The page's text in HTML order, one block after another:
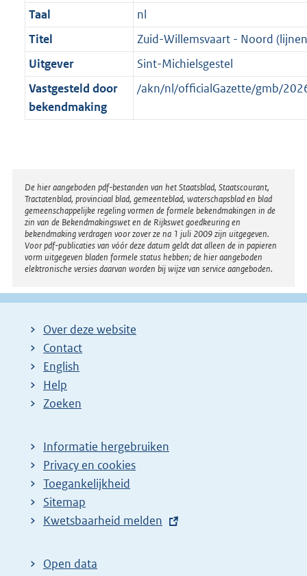
Taal
nl
Titel
Zuid-Willemsvaart - Noord
Uitgever
Sint-Michielsgestel
Vastgesteld door
bekendmaking
/akn/nl/officialGazette/gmb/
Disclaimer
De hier aangeboden pdf-bestanden van het Staatsblad, Staatscourant,
Tractatenblad, provinciaal blad, gemeenteblad, waterschapsblad en blad
gemeenschappelijke regeling vormen de formele bekendmakingen in de
zin van de Bekendmakingswet en de Rijkswet goedkeuring en
bekendmaking verdragen voor zover ze na 1 juli 2009 zijn uitgegeven.
Voor pdf-publicaties van vóór deze datum geldt dat alleen de in papieren
vorm uitgegeven bladen formele status hebben; de hier aangeboden
elektronische versies daarvan worden bij wijze van service aangeboden.
Over deze website
Contact
English
Help
Zoeken
Informatie hergebruiken
Privacy en cookies
Toegankelijkheid
Sitemap
E
t
Kwetsbaarheid melden
Open data